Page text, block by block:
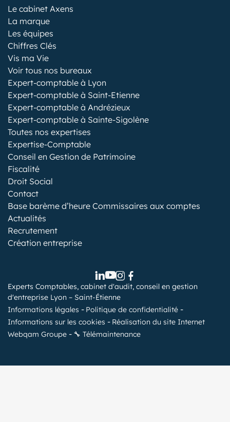
Le cabinet Axens
La marque
Les équipes
Chiffres Clés
Vis ma Vie
Voir tous nos bureaux
Expert-comptable à Lyon
Expert-comptable à Saint-Etienne
Expert-comptable à Andrézieux
Expert-comptable à Sainte-Sigolène
Toutes nos expertises
Expertise-Comptable
Conseil en Gestion de Patrimoine
Fiscalité
Droit Social
Contact
Base barème d’heure Commissaires aux comptes
Actualités
Recrutement
Création entreprise
Experts Comptables, cabinet d'audit, conseil en gestion
d'entreprise Lyon – Saint-Étienne
Informations légales
Politique de confidentialité
Informations sur les cookies
Réalisation du site Internet
Webqam Groupe
🔧 Télémaintenance